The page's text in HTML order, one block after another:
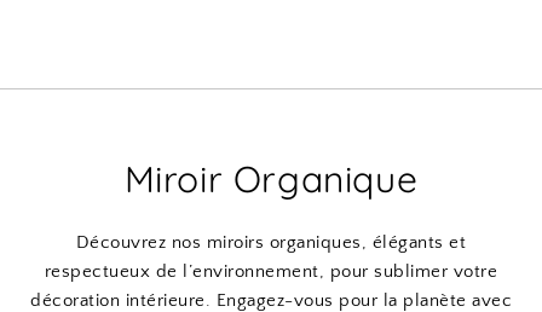
Miroir Organique
Découvrez nos miroirs organiques, élégants et
respectueux de l’environnement, pour sublimer votre
décoration intérieure. Engagez-vous pour la planète avec